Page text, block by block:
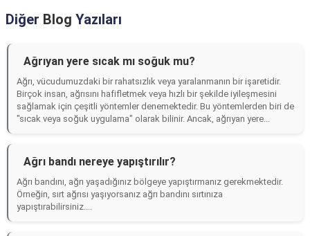
Diğer Blog Yazıları
Ağrıyan yere sıcak mı soğuk mu?
Ağrı, vücudumuzdaki bir rahatsızlık veya yaralanmanın bir işaretidir.
Birçok insan, ağrısını hafifletmek veya hızlı bir şekilde iyileşmesini
sağlamak için çeşitli yöntemler denemektedir. Bu yöntemlerden biri de
"sıcak veya soğuk uygulama" olarak bilinir. Ancak, ağrıyan yere...
Ağrı bandı nereye yapıştırılır?
Ağrı bandını, ağrı yaşadığınız bölgeye yapıştırmanız gerekmektedir.
Örneğin, sırt ağrısı yaşıyorsanız ağrı bandını sırtınıza
yapıştırabilirsiniz....